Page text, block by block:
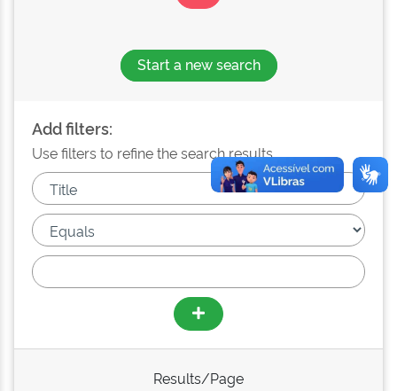
Start a new search
Add filters:
Use filters to refine the search results.
Results/Page